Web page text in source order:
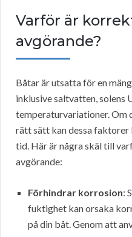
Varför är
avgörande?
Båtar är utsatta för en
inklusive saltvatten, solens
temperaturvariationer. Om
rätt sätt kan dessa
tid. Här är några skäl till
avgörande:
Förhindrar korrosion:
fuktighet kan orsaka
på din båt. Genom att